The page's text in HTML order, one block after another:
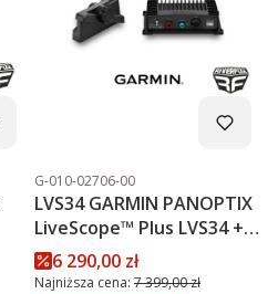
Kod produktu
G-010-02706-00
LVS34 GARMIN PANOPTIX
LiveScope™ Plus LVS34 +
MODUŁ GLS 10™
PROMOCJA
Cena promocyjna
6 290,00 zł
Najniższa cena: 7 399,00 zł